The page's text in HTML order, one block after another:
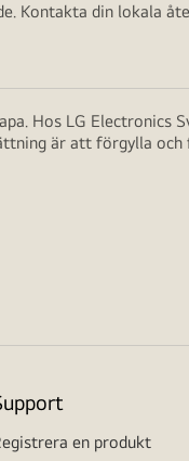
Kontakta din lokala
Hos LG Electronics
är att förgylla
en produkt